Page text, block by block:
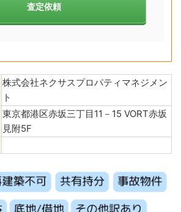
査定依頼
株式会社ネクサスプロパティマネジメン
ト
東京都港区赤坂三丁目11－15 VORT赤坂
見附5F